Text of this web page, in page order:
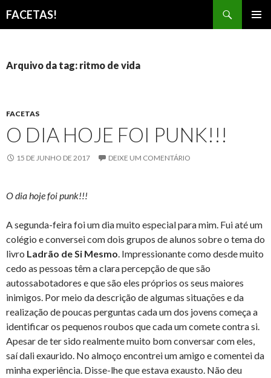
FACETAS!
CONTEÚDO
Arquivo da tag: ritmo de vida
FACETAS
O DIA HOJE FOI PUNK!!!
15 DE JUNHO DE 2017 DEIXE UM COMENTÁRIO
O dia hoje foi punk!!!
A segunda-feira foi um dia muito especial para mim. Fui até um
colégio e conversei com dois grupos de alunos sobre o tema do
livro Ladrão de Si Mesmo. Impressionante como desde muito
cedo as pessoas têm a clara percepção de que são
autossabotadores e que são eles próprios os seus maiores
inimigos. Por meio da descrição de algumas situações e da
realização de poucas perguntas cada um dos jovens começa a
identificar os pequenos roubos que cada um comete contra si.
Apesar de ter sido realmente muito bom conversar com eles,
saí dali exaurido. No almoço encontrei um amigo e comentei da
minha experiência. Disse-lhe que estava exausto. Não deu